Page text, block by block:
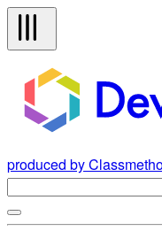
produced by